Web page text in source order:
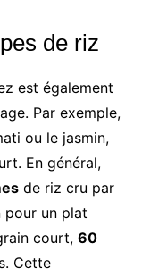
de riz
est également
Par exemple,
ou le jasmin,
En général,
de riz cru par
pour un plat
court, 60
Cette